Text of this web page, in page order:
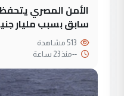
الأمن المصري
سابق بسبب مليار
--منذ 23 ساعة